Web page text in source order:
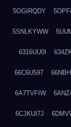
5OGIRQDY
5SNLKYWW
6316UU0I
66C6U597
6A7TVFIW
6CJKUI7J